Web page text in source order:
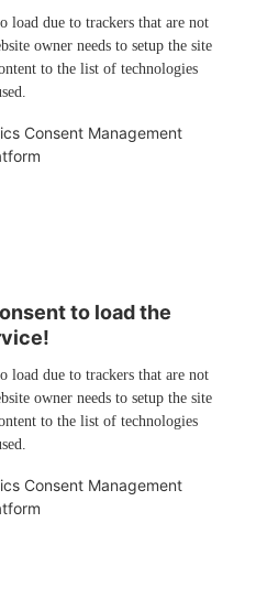
load due to trackers that are not
owner needs to setup the site
to the list of technologies
Consent Management
to load the
load due to trackers that are not
owner needs to setup the site
to the list of technologies
Consent Management